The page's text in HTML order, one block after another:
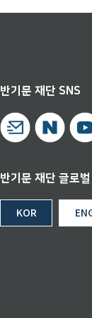
반기문 재단 SNS
반기문 재단 글로
KOR